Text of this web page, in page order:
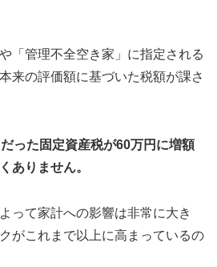
「管理不全空き家」に指定される
来の評価額に基づいた税額が課さ
った固定資産税が60万円に増額
ありません。
って家計への影響は非常に大き
がこれまで以上に高まっているの